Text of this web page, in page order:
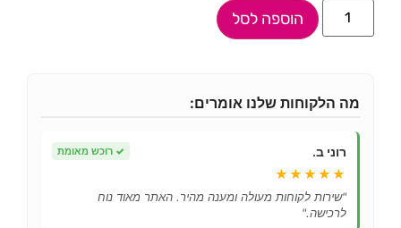
הוספה לסל
מה הלקוחות שלנו אומרים:
רוני ב. ✓ רוכש מאומת
★★★★★
"שירות לקוחות מעולה ומענה מהיר. האתר מאוד נוח
לרכישה."